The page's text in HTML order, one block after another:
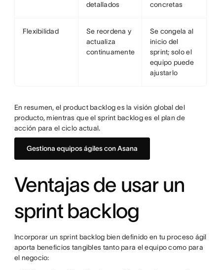
detallados
concretas
Flexibilidad
Se reordena y
actualiza
continuamente
Se congela al
inicio del
sprint; solo el
equipo puede
ajustarlo
En resumen, el product backlog es la visión global del
producto, mientras que el sprint backlog es el plan de
acción para el ciclo actual.
Gestiona equipos ágiles con Asana
Ventajas de usar un
sprint backlog
Incorporar un sprint backlog bien definido en tu proceso ágil
aporta beneficios tangibles tanto para el equipo como para
el negocio: